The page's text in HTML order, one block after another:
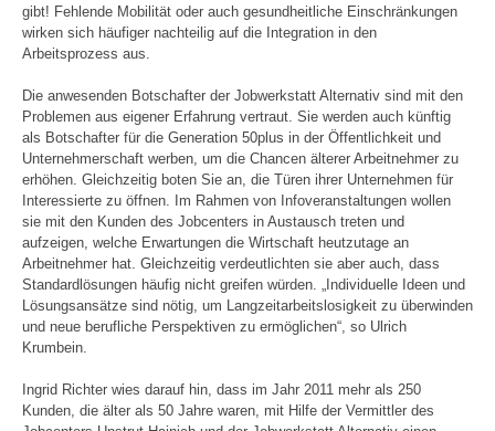
gibt! Fehlende Mobilität oder auch gesundheitliche Einschränkungen
wirken sich häufiger nachteilig auf die Integration in den
Arbeitsprozess aus.
Die anwesenden Botschafter der Jobwerkstatt Alternativ sind mit den
Problemen aus eigener Erfahrung vertraut. Sie werden auch künftig
als Botschafter für die Generation 50plus in der Öffentlichkeit und
Unternehmerschaft werben, um die Chancen älterer Arbeitnehmer zu
erhöhen. Gleichzeitig boten Sie an, die Türen ihrer Unternehmen für
Interessierte zu öffnen. Im Rahmen von Infoveranstaltungen wollen
sie mit den Kunden des Jobcenters in Austausch treten und
aufzeigen, welche Erwartungen die Wirtschaft heutzutage an
Arbeitnehmer hat. Gleichzeitig verdeutlichten sie aber auch, dass
Standardlösungen häufig nicht greifen würden. „Individuelle Ideen und
Lösungsansätze sind nötig, um Langzeitarbeitslosigkeit zu überwinden
und neue berufliche Perspektiven zu ermöglichen“, so Ulrich
Krumbein.
Ingrid Richter wies darauf hin, dass im Jahr 2011 mehr als 250
Kunden, die älter als 50 Jahre waren, mit Hilfe der Vermittler des